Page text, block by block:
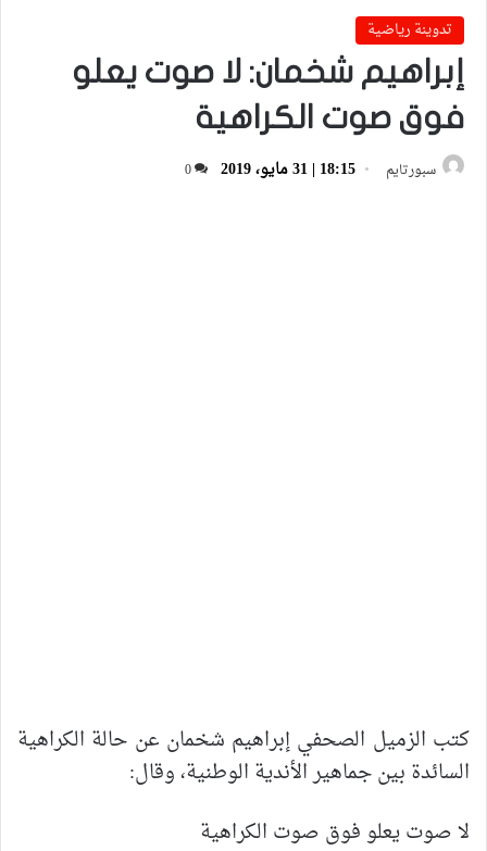
تدوينة رياضية
إبراهيم شخمان: لا صوت يعلو
فوق صوت الكراهية
سبورتايم 18:15 | 31 مايو، 2019 0
كتب الزميل الصحفي إبراهيم شخمان عن حالة الكراهية
السائدة بين جماهير الأندية الوطنية، وقال:
لا صوت يعلو فوق صوت الكراهية